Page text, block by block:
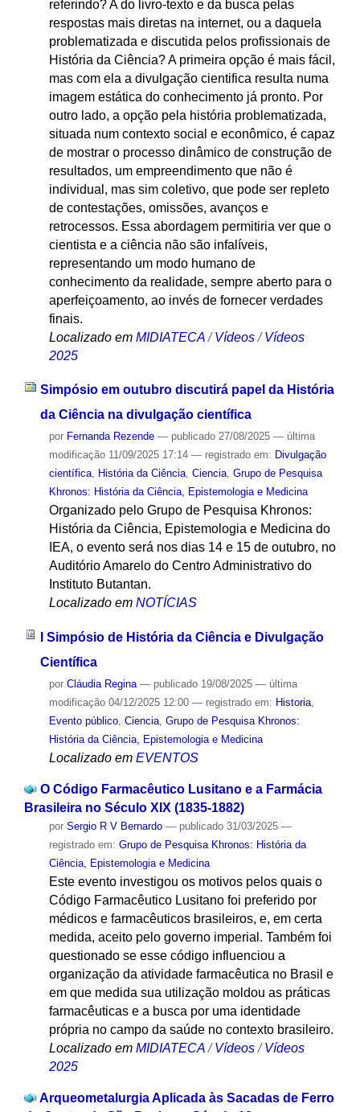
referindo? A do livro-texto e da busca pelas
respostas mais diretas na internet, ou a daquela
problematizada e discutida pelos profissionais de
História da Ciência? A primeira opção é mais fácil,
mas com ela a divulgação cientifica resulta numa
imagem estática do conhecimento já pronto. Por
outro lado, a opção pela história problematizada,
situada num contexto social e econômico, é capaz
de mostrar o processo dinâmico de construção de
resultados, um empreendimento que não é
individual, mas sim coletivo, que pode ser repleto
de contestações, omissões, avanços e
retrocessos. Essa abordagem permitiria ver que o
cientista e a ciência não são infalíveis,
representando um modo humano de
conhecimento da realidade, sempre aberto para o
aperfeiçoamento, ao invés de fornecer verdades
finais.
Localizado em MIDIATECA /Vídeos /Vídeos
2025
Simpósio em outubro discutirá papel da História
da Ciência na divulgação científica
por Fernanda Rezende — publicado27/08/2025 — última
modificação11/09/2025 17:14 — registrado em: Divulgação
científica, História da Ciência, Ciencia, Grupo de Pesquisa
Khronos: História da Ciência, Epistemologia e Medicina
Organizado pelo Grupo de Pesquisa Khronos:
História da Ciência, Epistemologia e Medicina do
IEA, o evento será nos dias 14 e 15 de outubro, no
Auditório Amarelo do Centro Administrativo do
Instituto Butantan.
Localizado em NOTÍCIAS
I Simpósio de História da Ciência e Divulgação
Científica
por Cláudia Regina — publicado19/08/2025 — última
modificação04/12/2025 12:00 — registrado em: Historia,
Evento público, Ciencia, Grupo de Pesquisa Khronos:
História da Ciência, Epistemologia e Medicina
Localizado em EVENTOS
O Código Farmacêutico Lusitano e a Farmácia
Brasileira no Século XIX (1835-1882)
por Sergio R V Bernardo — publicado31/03/2025 —
registrado em: Grupo de Pesquisa Khronos: História da
Ciência, Epistemologia e Medicina
Este evento investigou os motivos pelos quais o
Código Farmacêutico Lusitano foi preferido por
médicos e farmacêuticos brasileiros, e, em certa
medida, aceito pelo governo imperial. Também foi
questionado se esse código influenciou a
organização da atividade farmacêutica no Brasil e
em que medida sua utilização moldou as práticas
farmacêuticas e a busca por uma identidade
própria no campo da saúde no contexto brasileiro.
Localizado em MIDIATECA /Vídeos /Vídeos
2025
Arqueometalurgia Aplicada às Sacadas de Ferro